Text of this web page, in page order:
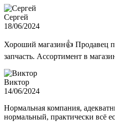
Сергей
18/06/2024
Хороший магазин👍 Продавец
запчасть. Ассортимент в
Виктор
14/06/2024
Нормальная компания,
нормальный, практически всё